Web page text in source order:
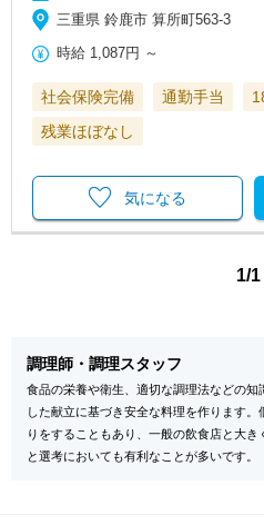
三重県 鈴鹿市 算所町563-3
時給 1,087円 ～
社会保険完備 通勤手当
残業ほぼなし
気になる
1/1
調理師・調理スタッフ
食品の栄養や衛生、適切な調理法などの
した献立に基づき安全な料理を作ります
りをすることもあり、一般の飲食店と大
と選考においても有利なことが多いです。